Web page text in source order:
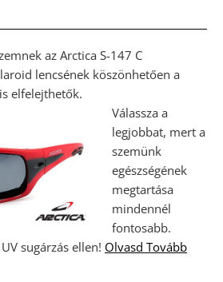
az Arctica S-147 C
lencsének köszönhetően a
elfelejthetők.
Válassza a
legjobbat, mert a
szemünk
egészségének
megtartása
mindennél
fontosabb.
sugárzás ellen! Olvasd Tovább